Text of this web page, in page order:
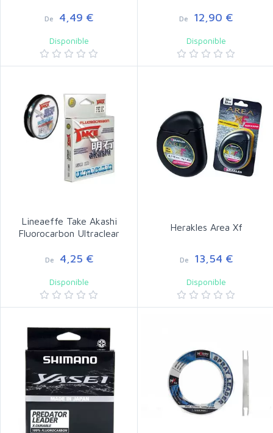
De 4,49 €
Disponible
De 12,90 €
Disponible
Lineaeffe Take Akashi
Fluorocarbon Ultraclear
De 4,25 €
Disponible
Herakles Area Xf
De 13,54 €
Disponible